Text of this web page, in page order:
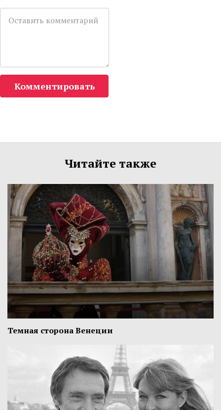
Комментировать
Читайте также
Темная сторона Венеции